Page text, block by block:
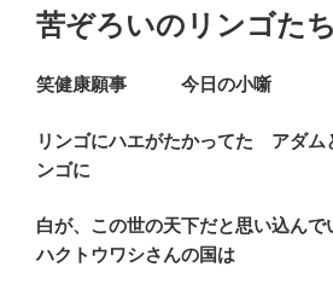
稿
日:
苦ぞろいのリンゴたち
笑健康願事 今日の小噺
リンゴにハエがたかってた アダム
ンゴに
白が、この世の天下だと思い込ん
ハクトウワシさんの国は